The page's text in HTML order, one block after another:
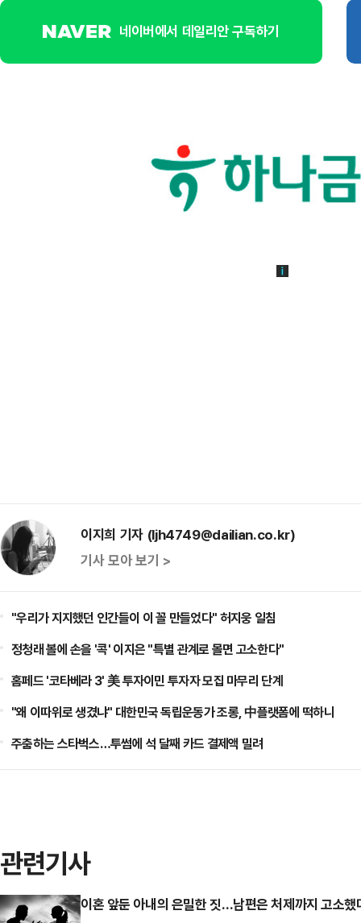
네이버에서 데일리안 구독하기
이지희 기자 (ljh4749@dailian.co.kr)
기사 모아 보기 >
"우리가 지지했던 인간들이 이 꼴 만들었다" 허지웅 일침
정청래 볼에 손을 '콕' 이지은 "특별 관계로 몰면 고소한다"
홈페드 '코타베라 3' 美 투자이민 투자자 모집 마무리 단계
"왜 이따위로 생겼냐" 대한민국 독립운동가 조롱, 中플랫폼에 떡하니
주춤하는 스타벅스…투썸에 석 달째 카드 결제액 밀려
관련기사
이혼 앞둔 아내의 은밀한 짓…남편은 처제까지 고소했